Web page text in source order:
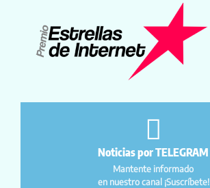
Noticias por TELEGRAM
Mantente informado
en nuestro canal ¡Suscríbete!